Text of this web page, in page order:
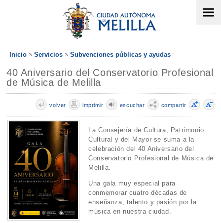
Inicio Servicios Subvenciones públicas y ayudas
40 Aniversario del Conservatorio Profesional
de Música de Melilla
compartir
escuchar
imprimir
volver
La Consejería de Cultura, Patrimonio
Cultural y del Mayor se suma a la
celebración del 40 Aniversario del
Conservatorio Profesional de Música de
Melilla.
Una gala muy especial para
conmemorar cuatro décadas de
enseñanza, talento y pasión por la
música en nuestra ciudad.